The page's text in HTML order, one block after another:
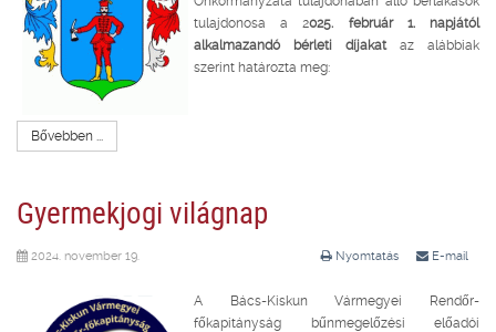
tulajdonosa a 2025. február 1. napjától
alkalmazandó bérleti díjakataz alábbiak
szerint határozta meg:
Bővebben ...
Gyermekjogi világnap
Nyomtatás E-mail
2024. november 19.
A Bács-Kiskun Vármegyei Rendőr-
főkapitányság bűnmegelőzési előadói